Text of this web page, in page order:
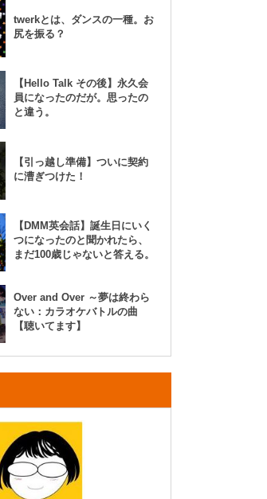
twerkとは、ダンスの一種。お
尻を振る？
【Hello Talk その後】永久会
員になったのだが。思ったの
と違う。
【引っ越し準備】ついに契約
に漕ぎつけた！
【DMM英会話】誕生日にいく
つになったのと聞かれたら、
まだ100歳じゃないと答える。
Over and Over ～夢は終わら
ない：カラオケバトルの曲
【聴いてます】